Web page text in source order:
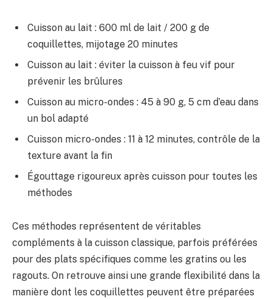
Cuisson au lait : 600 ml de lait / 200 g de
coquillettes, mijotage 20 minutes
Cuisson au lait : éviter la cuisson à feu vif pour
prévenir les brûlures
Cuisson au micro-ondes : 45 à 90 g, 5 cm d’eau dans
un bol adapté
Cuisson micro-ondes : 11 à 12 minutes, contrôle de la
texture avant la fin
Égouttage rigoureux après cuisson pour toutes les
méthodes
Ces méthodes représentent de véritables
compléments à la cuisson classique, parfois préférées
pour des plats spécifiques comme les gratins ou les
ragouts. On retrouve ainsi une grande flexibilité dans la
manière dont les coquillettes peuvent être préparées